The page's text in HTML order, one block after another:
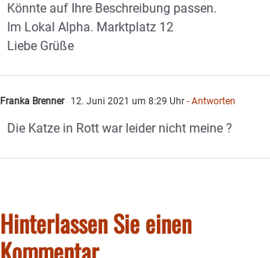
Könnte auf Ihre Beschreibung passen.
Im Lokal Alpha. Marktplatz 12
Liebe Grüße
Franka Brenner 12. Juni 2021 um 8:29 Uhr - Antworten
Die Katze in Rott war leider nicht meine ?
Hinterlassen Sie einen